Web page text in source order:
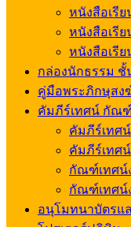
หนังสือเรี
หนังสือเรี
หนังสือเรี
กล่องนักธรรม ชั้
คู่มือพระภิกษุสง
คัมภีร์เทศน์ กัณ
คัมภีร์เทศ
คัมภีร์เทศ
กัณฑ์เทศน์
กัณฑ์เทศน์
อนุโมทนาบัตรแ